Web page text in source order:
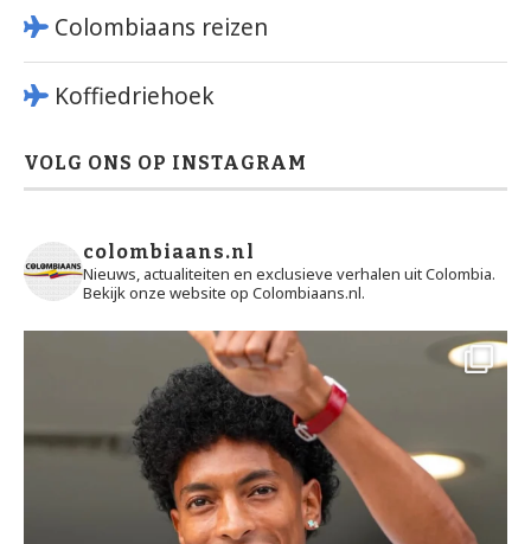
Colombiaans reizen
Koffiedriehoek
VOLG ONS OP INSTAGRAM
colombiaans.nl
Nieuws, actualiteiten en exclusieve verhalen uit Colombia.
Bekijk onze website op Colombiaans.nl.